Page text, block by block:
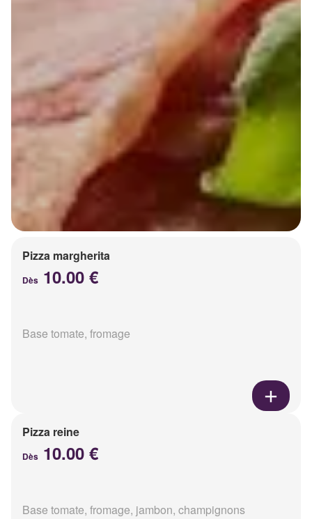
Pizza margherita
Dès 10.00 €
Base tomate, fromage
Pizza reine
Dès 10.00 €
Base tomate, fromage, jambon, champignons